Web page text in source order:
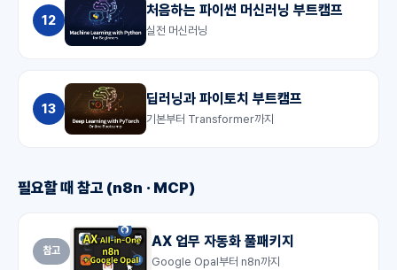
12
처음하는 파이썬 머신러닝 부트캠프
실전 머신러닝
13
딥러닝과 파이토치 부트캠프
기본부터 Transformer까지
필요할 때 참고 (n8n · MCP)
참고
AX 업무 자동화 풀패키지
Google Opal부터 n8n까지